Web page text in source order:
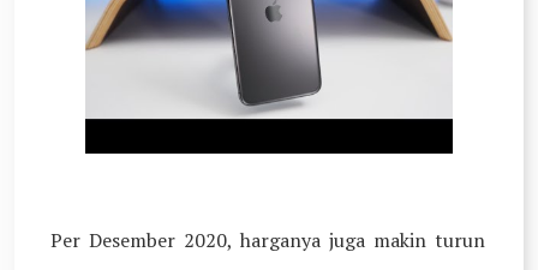
Per Desember 2020, harganya juga makin turun